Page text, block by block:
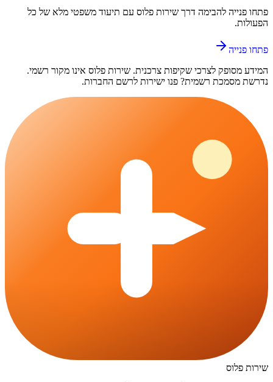
פתחו פנייה להבימה דרך שירות פלוס עם תיעוד משפטי מלא של כל
הפעולות.
פתחו פנייה
המידע מסופק לצרכי שקיפות צרכנית. שירות פלוס אינו מקור רשמי.
נדרשת מסמכת רשמית? פנו ישירות לרשם החברות.
שירות פלוס